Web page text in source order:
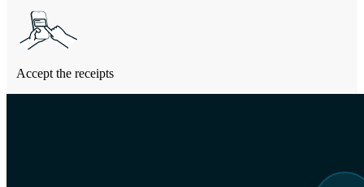
Accept the receipts